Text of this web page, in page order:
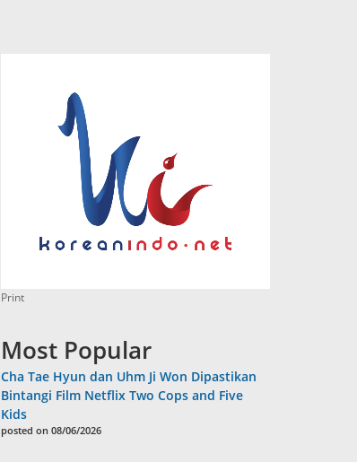
Print
Most Popular
Cha Tae Hyun dan Uhm Ji Won Dipastikan
Bintangi Film Netflix Two Cops and Five
Kids
posted on 08/06/2026